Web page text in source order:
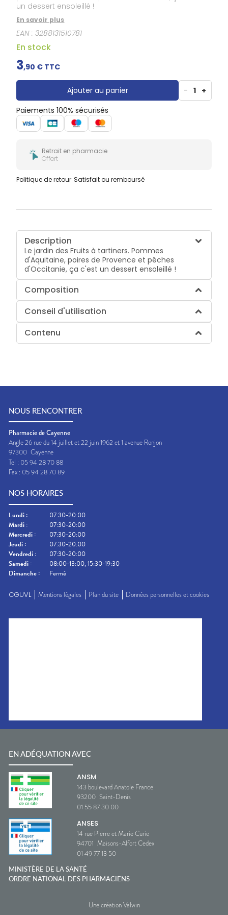
Gencives
Hygiène
bucco-
dentaire
un dessert ensoleillé !
En savoir plus
EAN :3288131510781
En stock
3,90 € TTC
Ajouter au panier - 1 +
Paiements 100% sécurisés
Retrait en pharmacie
Offert
Politique de retour Satisfait ou remboursé
Description
Le jardin des Fruits à tartiners. Pommes
d'Aquitaine, poires de Provence et pêches
d'Occitanie, ça c'est un dessert ensoleillé !
Composition
Conseil d'utilisation
Contenu
NOUS RENCONTRER
Pharmacie de Cayenne
Angle 26 rue du 14 juillet et 22 juin 1962 et 1 avenue Ronjon
97300 Cayenne
Tel : 05 94 28 70 88
Fax : 05 94 28 70 89
NOS HORAIRES
Lundi :
07:30-20:00
Mardi :
07:30-20:00
Mercredi :
07:30-20:00
Jeudi :
07:30-20:00
Vendredi :
07:30-20:00
Samedi :
08:00-13:00, 15:30-19:30
Dimanche : Fermé
CGUVL Mentions légales Plan du site Données personnelles et cookies
EN ADÉQUATION AVEC
ANSM
143 boulevard Anatole France
93200 Saint-Denis
01 55 87 30 00
ANSES
14 rue Pierre et Marie Curie
94701 Maisons-Alfort Cedex
01 49 77 13 50
MINISTÈRE DE LA SANTÉ
ORDRE NATIONAL DES PHARMACIENS
Une création Valwin